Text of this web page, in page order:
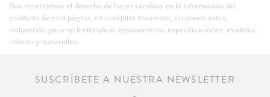
Nos reservamos el derecho de hacer cambios en la información del
producto de esta página, en cualquier momento, sin previo aviso,
incluyendo, pero no limitando el equipamiento, especificaciones, modelos,
colores y materiales.
SUSCRÍBETE A NUESTRA NEWSLETTER